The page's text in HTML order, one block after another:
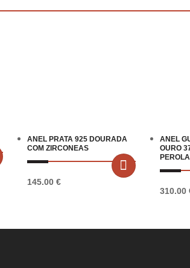
ANEL PRATA 925 DOURADA
COM ZIRCONEAS
145.00 €
ANEL
OURO
310.00